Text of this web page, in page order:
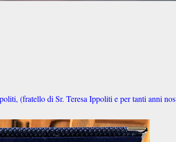
(fratello di Sr. Teresa Ippoliti e per tanti anni